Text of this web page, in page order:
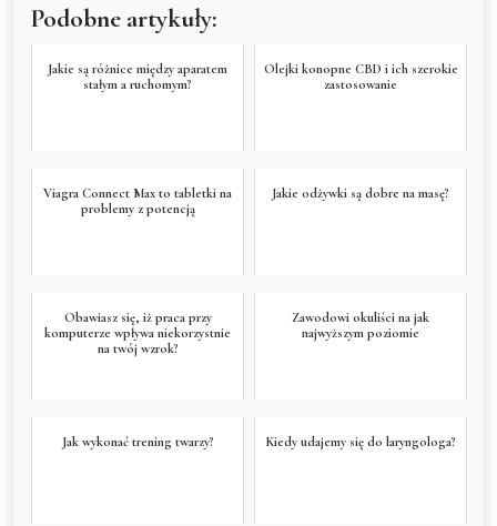
Podobne artykuły:
Jakie są różnice między aparatem
stałym a ruchomym?
Olejki konopne CBD i ich szerokie
zastosowanie
Viagra Connect Max to tabletki na
problemy z potencją
Jakie odżywki są dobre na masę?
Obawiasz się, iż praca przy
komputerze wpływa niekorzystnie
na twój wzrok?
Zawodowi okuliści na jak
najwyższym poziomie
Jak wykonać trening twarzy? Kiedy udajemy się do laryngologa?